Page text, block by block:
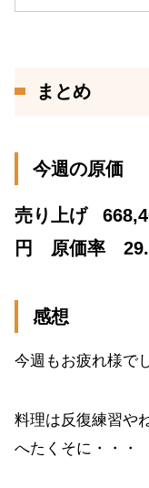
まとめ
今週の原価
売り上げ
円 原価率
感想
今週もお疲れ様で
料理は反復練習や
へたくそに・・・